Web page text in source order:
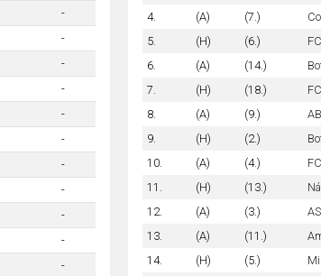
-
-
-
-
-
-
-
-
-
-
-
4.
(A) (7.)
5.
(H) (6.)
6.
(A) (14.)
7.
(H) (18.)
8.
(A) (9.)
9.
(H) (2.)
10.
(A) (4.)
11.
(H) (13.)
12.
(A) (3.)
13.
(A) (11.)
14.
(H) (5.)